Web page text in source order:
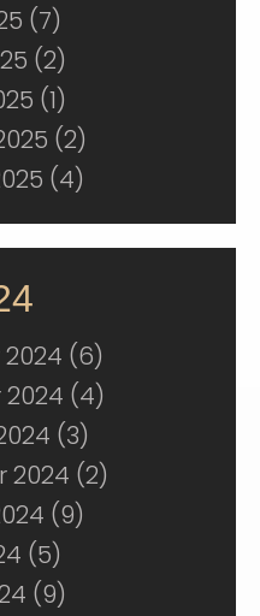
(7)
(2)
(1)
(2)
(4)
(6)
(4)
(3)
2024 (2)
(9)
(5)
(9)